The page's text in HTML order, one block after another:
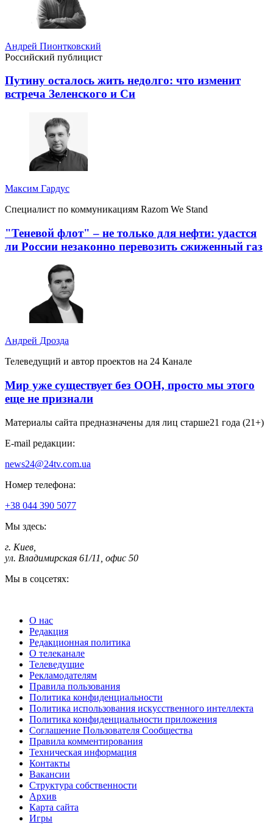
Андрей Пионтковский
Российский публицист
Путину осталось жить недолго: что изменит
встреча Зеленского и Си
Максим Гардус
Специалист по коммуникациям Razom We Stand
"Теневой флот" – не только для нефти: удастся
ли России незаконно перевозить сжиженный газ
Андрей Дрозда
Телеведущий и автор проектов на 24 Канале
Мир уже существует без ООН, просто мы этого
еще не признали
Материалы сайта предназначены для лиц старше21 года (21+)
E-mail редакции:
news24@24tv.com.ua
Номер телефона:
+38 044 390 5077
Мы здесь:
г. Киев
ул. Владимирская 61/11, офис 50
Мы в соцсетях:
О нас
Редакция
Редакционная политика
О телеканале
Телеведущие
Рекламодателям
Правила пользования
Политика конфиденциальности
Политика использования искусственного интеллекта
Политика конфиденциальности приложения
Соглашение Пользователя Сообщества
Правила комментирования
Техническая информация
Контакты
Вакансии
Структура собственности
Архив
Карта сайта
Игры